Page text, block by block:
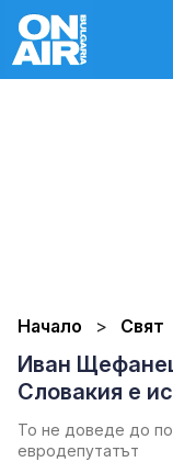
Начало Свят
Иван
Словакия е
То не доведе до
евродепутатът